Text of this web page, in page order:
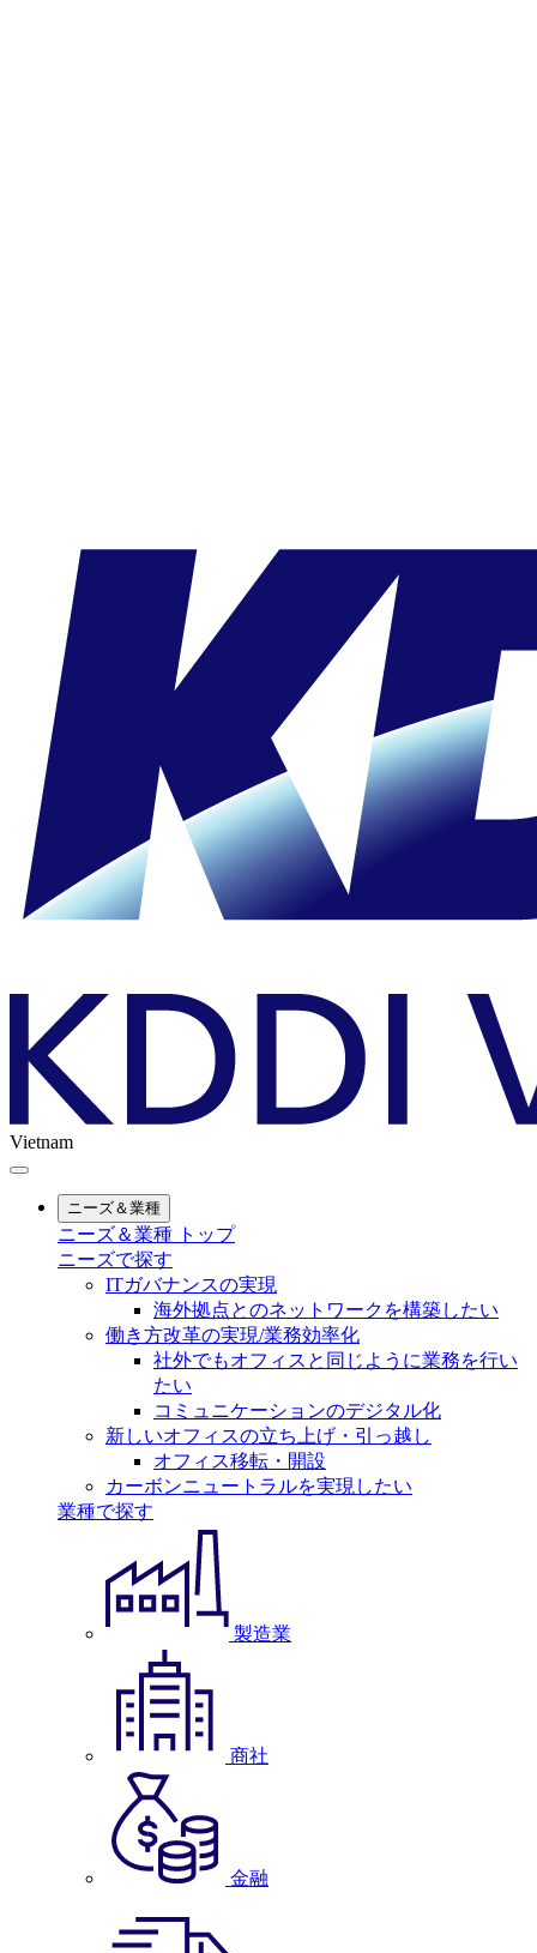
Vietnam
ニーズ＆業種
ニーズ＆業種 トップ
ニーズで探す
ITガバナンスの実現
海外拠点とのネットワークを構築したい
働き方改革の実現/業務効率化
社外でもオフィスと同じように業務を行い
たい
コミュニケーションのデジタル化
新しいオフィスの立ち上げ・引っ越し
オフィス移転・開設
カーボンニュートラルを実現したい
業種で探す
製造業
商社
金融